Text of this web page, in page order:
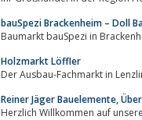
bauSpezi Brackenheim – Doll
Holzmarkt Löffler
Der Ausbau-Fachmarkt in
Reiner Jäger Bauelemente,
Herzlich Willkommen auf